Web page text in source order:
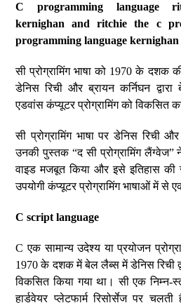
C programming language
kernighan and ritchie the c
programming language
सी प्रोग्रामिंग भाषा को 1970 के
डेनिस रिची और ब्रायन कर्निघन
एडवांस कंप्यूटर प्रोग्रामिंग को विकसित
सी प्रोग्रामिंग भाषा पर डेनिस रिची
उनकी पुस्तक “द सी प्रोग्रामिंग लैंग्वेज”
वाइड मजबूत किया और इसे इतिहास
उपयोगी कंप्यूटर प्रोग्रामिंग भाषाओं में से
C script language
C एक सामान्य उदेश्य या प्रयोजन
1970 के दशक में बेल लैब्स में डेनिस रिची
विकसित किया गया था। सी एक निम्न-
हार्डवेयर प्लेटफार्म रिसोर्सेज पर